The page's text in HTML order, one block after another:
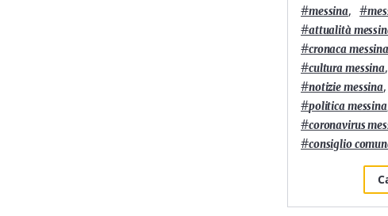
#messina, #
#attualità
#cronaca messina
#cultura messina,
#notizie messina,
#politica messina
#coronavirus
#consiglio